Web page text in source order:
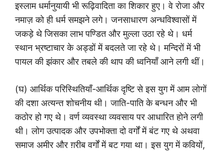
इस्लाम धर्मानुयायी भी रूढ़िवादिता का शिकार हुए। वे रोजा और
नमाज़ को ही धर्म समझने लगे। जनसाधारण अन्धविश्वासों में
जकड़े थे जिसका लाभ पण्डित और मुल्ला उठा रहे थे। धर्म
स्थान भ्रष्टाचार के अड्डों में बदलते जा रहे थे। मन्दिरों में भी
पायल की झंकार और तबले की थाप की ध्वनियाँ आने लगी थीं।
(घ) आर्थिक परिस्थितियाँ-आर्थिक दृष्टि से इस युग में आम लोगों
की दशा अत्यन्त शोचनीय थी। जाति-पाति के बन्धन और भी
कठोर हो गए थे। वर्ण व्यवस्था व्यवसाय पर आधारित होने लगी
थी। लोग उत्पादक और उपभोक्ता दो वर्गों में बंट गए थे अथवा
समाज अमीर और ग़रीब वर्गों में बट गया था। इस युग में कवियों,